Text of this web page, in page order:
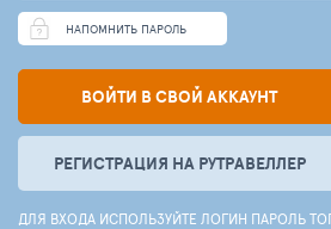
НАПОМНИТЬ ПАРОЛЬ
ВОЙТИ В СВОЙ АККАУНТ
РЕГИСТРАЦИЯ НА РУТРАВЕЛЛЕР
ДЛЯ ВХОДА ИСПОЛЬЗУЙТЕ ЛОГИН ПАРОЛЬ